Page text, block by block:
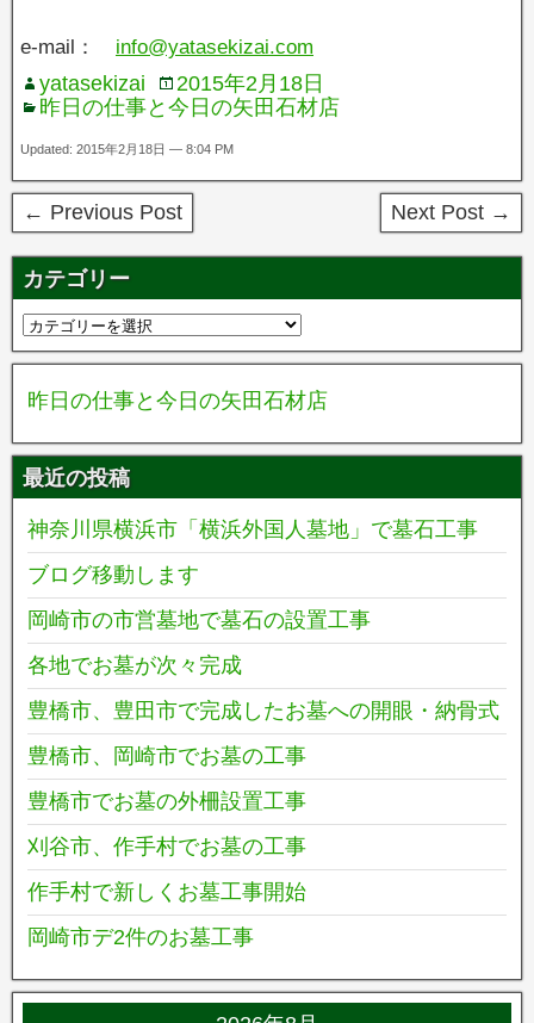
e-mail： info@yatasekizai.com
yatasekizai
2015年2月18日
昨日の仕事と今日の矢田石材店
Updated: 2015年2月18日 — 8:04 PM
← Previous Post Next Post →
カテゴリー
昨日の仕事と今日の矢田石材店
最近の投稿
神奈川県横浜市「横浜外国人墓地」で墓石工事
ブログ移動します
岡崎市の市営墓地で墓石の設置工事
各地でお墓が次々完成
豊橋市、豊田市で完成したお墓への開眼・納骨式
豊橋市、岡崎市でお墓の工事
豊橋市でお墓の外柵設置工事
刈谷市、作手村でお墓の工事
作手村で新しくお墓工事開始
岡崎市デ2件のお墓工事